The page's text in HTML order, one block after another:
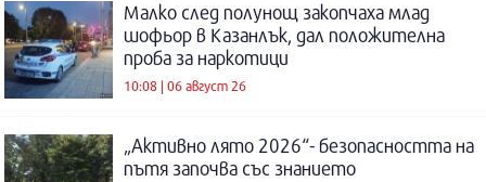
Малко след полунощ закопчаха млад
шофьор в Казанлък, дал положителна
проба за наркотици
10:08 | 06 август 26
„Активно лято 2026“- безопасността на
пътя започва със знанието